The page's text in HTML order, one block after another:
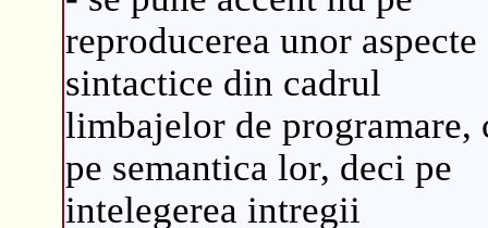
reproducerea unor aspecte
sintactice din cadrul
limbajelor de programare,
pe semantica lor, deci pe
intelegerea intregii